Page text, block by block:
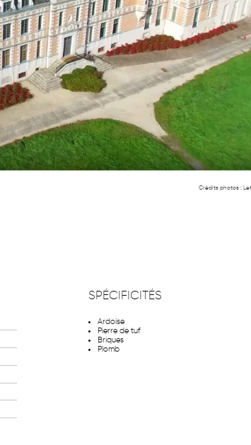
Crédits photos :
SPÉCIFICITÉS
Ardoise
Pierre de tuf
Briques
Plomb